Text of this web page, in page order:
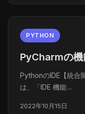
PYTHON
PyCharmの機
PythonのIDE【統合
は、「IDE 機能…
2022年10月15日